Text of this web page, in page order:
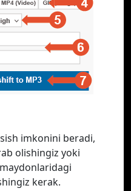
imkonini beradi,
olishingiz yoki
kerak.